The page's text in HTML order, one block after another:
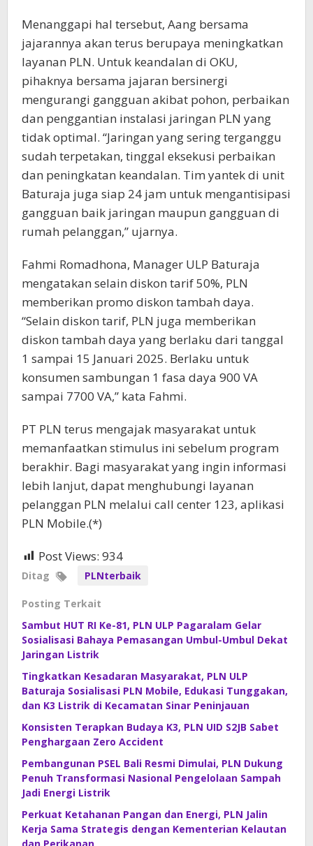
Menanggapi hal tersebut, Aang bersama
jajarannya akan terus berupaya meningkatkan
layanan PLN. Untuk keandalan di OKU,
pihaknya bersama jajaran bersinergi
mengurangi gangguan akibat pohon, perbaikan
dan penggantian instalasi jaringan PLN yang
tidak optimal. “Jaringan yang sering terganggu
sudah terpetakan, tinggal eksekusi perbaikan
dan peningkatan keandalan. Tim yantek di unit
Baturaja juga siap 24 jam untuk mengantisipasi
gangguan baik jaringan maupun gangguan di
rumah pelanggan,” ujarnya.
Fahmi Romadhona, Manager ULP Baturaja
mengatakan selain diskon tarif 50%, PLN
memberikan promo diskon tambah daya.
“Selain diskon tarif, PLN juga memberikan
diskon tambah daya yang berlaku dari tanggal
1 sampai 15 Januari 2025. Berlaku untuk
konsumen sambungan 1 fasa daya 900 VA
sampai 7700 VA,” kata Fahmi.
PT PLN terus mengajak masyarakat untuk
memanfaatkan stimulus ini sebelum program
berakhir. Bagi masyarakat yang ingin informasi
lebih lanjut, dapat menghubungi layanan
pelanggan PLN melalui call center 123, aplikasi
PLN Mobile.(*)
Post Views: 934
Ditag PLNterbaik
Posting Terkait
Sambut HUT RI Ke-81, PLN ULP Pagaralam Gelar
Sosialisasi Bahaya Pemasangan Umbul-Umbul Dekat
Jaringan Listrik
Tingkatkan Kesadaran Masyarakat, PLN ULP
Baturaja Sosialisasi PLN Mobile, Edukasi Tunggakan,
dan K3 Listrik di Kecamatan Sinar Peninjauan
Konsisten Terapkan Budaya K3, PLN UID S2JB Sabet
Penghargaan Zero Accident
Pembangunan PSEL Bali Resmi Dimulai, PLN Dukung
Penuh Transformasi Nasional Pengelolaan Sampah
Jadi Energi Listrik
Perkuat Ketahanan Pangan dan Energi, PLN Jalin
Kerja Sama Strategis dengan Kementerian Kelautan
dan Perikanan